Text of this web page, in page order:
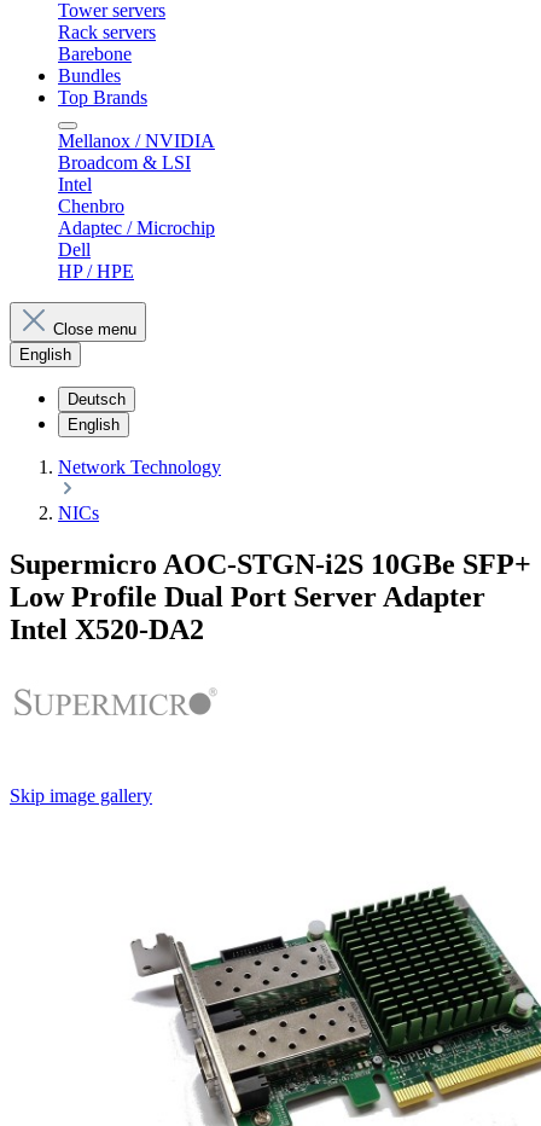
Tower servers
Rack servers
Barebone
Bundles
Top Brands
Mellanox / NVIDIA
Broadcom & LSI
Intel
Chenbro
Adaptec / Microchip
Dell
HP / HPE
Close menu
English
Deutsch
English
Network Technology
NICs
Supermicro AOC-STGN-i2S 10GBe SFP+
Low Profile Dual Port Server Adapter
Intel X520-DA2
Skip image gallery